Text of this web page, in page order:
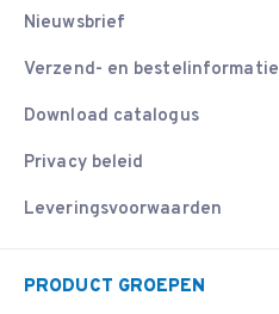
Nieuwsbrief
Verzend- en bestelinformatie
Download catalogus
Privacy beleid
Leveringsvoorwaarden
PRODUCT GROEPEN